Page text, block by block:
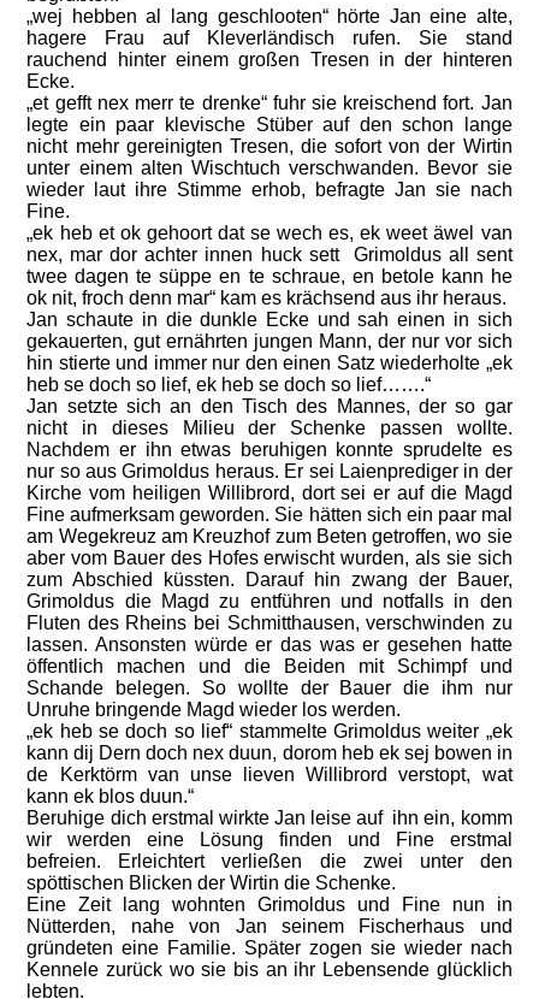
„wej hebben al lang geschlooten“ hörte Jan eine alte,
hagere Frau auf Kleverländisch rufen. Sie stand
rauchend hinter einem großen Tresen in der hinteren
Ecke.
„et gefft nex merr te drenke“ fuhr sie kreischend fort. Jan
legte ein paar klevische Stüber auf den schon lange
nicht mehr gereinigten Tresen, die sofort von der Wirtin
unter einem alten Wischtuch verschwanden. Bevor sie
wieder laut ihre Stimme erhob, befragte Jan sie nach
Fine.
„ek heb et ok gehoort dat se wech es, ek weet äwel van
nex, mar dor achter innen huck sett Grimoldus all sent
twee dagen te süppe en te schraue, en betole kann he
ok nit, froch denn mar“ kam es krächsend aus ihr heraus.
Jan schaute in die dunkle Ecke und sah einen in sich
gekauerten, gut ernährten jungen Mann, der nur vor sich
hin stierte und immer nur den einen Satz wiederholte „ek
heb se doch so lief, ek heb se doch so lief…….“
Jan setzte sich an den Tisch des Mannes, der so gar
nicht in dieses Milieu der Schenke passen wollte.
Nachdem er ihn etwas beruhigen konnte sprudelte es
nur so aus Grimoldus heraus. Er sei Laienprediger in der
Kirche vom heiligen Willibrord, dort sei er auf die Magd
Fine aufmerksam geworden. Sie hätten sich ein paar mal
am Wegekreuz am Kreuzhof zum Beten getroffen, wo sie
aber vom Bauer des Hofes erwischt wurden, als sie sich
zum Abschied küssten. Darauf hin zwang der Bauer,
Grimoldus die Magd zu entführen und notfalls in den
Fluten des Rheins bei Schmitthausen, verschwinden zu
lassen. Ansonsten würde er das was er gesehen hatte
öffentlich machen und die Beiden mit Schimpf und
Schande belegen. So wollte der Bauer die ihm nur
Unruhe bringende Magd wieder los werden.
„ek heb se doch so lief“ stammelte Grimoldus weiter „ek
kann dij Dern doch nex duun, dorom heb ek sej bowen in
de Kerktörm van unse lieven Willibrord verstopt, wat
kann ek blos duun.“
Beruhige dich erstmal wirkte Jan leise auf ihn ein, komm
wir werden eine Lösung finden und Fine erstmal
befreien. Erleichtert verließen die zwei unter den
spöttischen Blicken der Wirtin die Schenke.
Eine Zeit lang wohnten Grimoldus und Fine nun in
Nütterden, nahe von Jan seinem Fischerhaus und
gründeten eine Familie. Später zogen sie wieder nach
Kennele zurück wo sie bis an ihr Lebensende glücklich
lebten.